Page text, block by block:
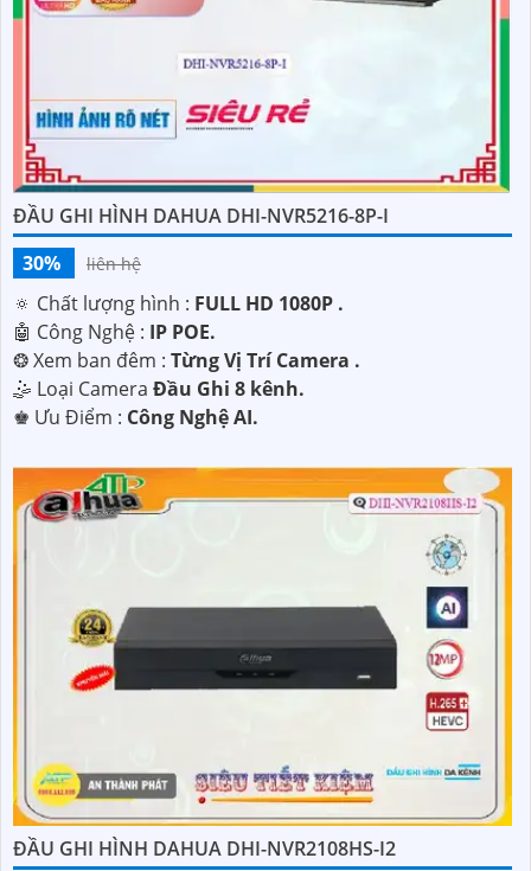
ĐẦU GHI HÌNH DAHUA DHI-NVR5216-8P-I
30%
liên hệ
🔅 Chất lượng hình : FULL HD 1080P .
🤖️ Công Nghệ : IP POE.
❂ Xem ban đêm : Từng Vị Trí Camera .
🤹 Loại Camera Đầu Ghi 8 kênh.
️♚ Ưu Điểm : Công Nghệ AI.
ĐẦU GHI HÌNH DAHUA DHI-NVR2108HS-I2